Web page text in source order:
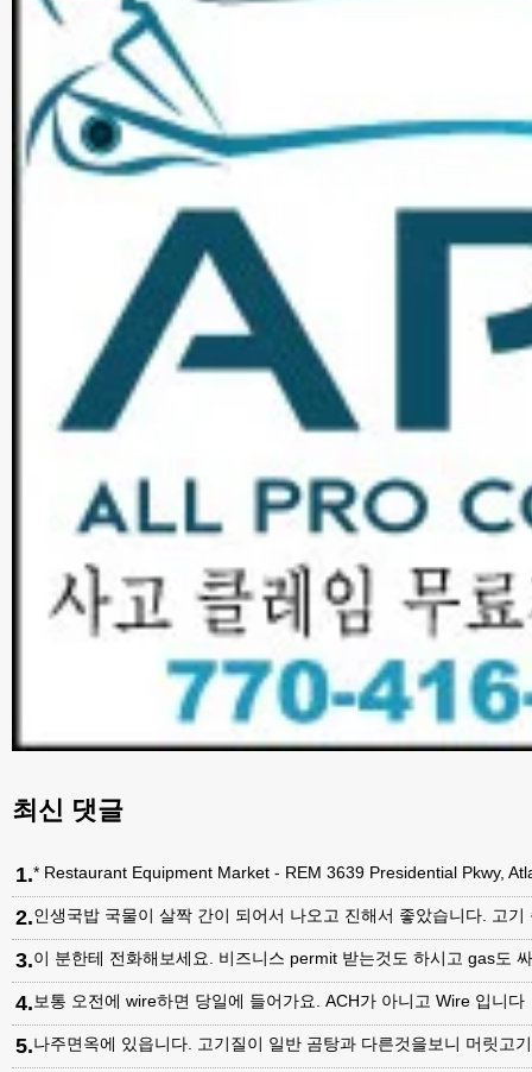
최신 댓글
1.* Restaurant Equipment Market - REM 3639 Presidential Pkwy,
2.인생국밥 국물이 살짝 간이 되어서 나오고 진해서 좋았습니다. 고
3.이 분한테 전화해보세요. 비즈니스 permit 받는것도 하시고 gas도
4.보통 오전에 wire하면 당일에 들어가요. ACH가 아니고 Wire 입니다
5.나주면옥에 있읍니다. 고기질이 일반 곰탕과 다른것을보니 머릿고